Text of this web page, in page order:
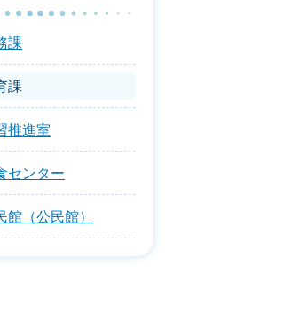
課
課
推進室
センター
館（公民館）